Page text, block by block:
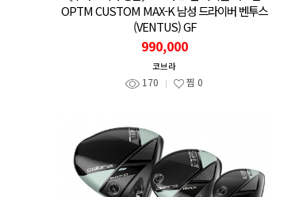
OPTM CUSTOM MAX-K 남성 드라이버 벤투스
(VENTUS) GF
990,000
코브라
170 찜 0